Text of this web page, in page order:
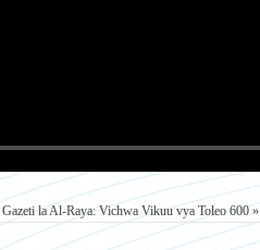
Gazeti la Al-Raya: Vichwa Vikuu vya Toleo 600 »